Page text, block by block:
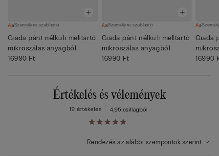
Személyre szabható
Giada pánt nélküli melltartó
mikroszálas anyagból
16990 Ft
Személyre szabható
Giada pánt nélküli melltartó
mikroszálas anyagból
16990 Ft
Giada
16990
Értékelés és vélemények
4,95 csillagból
19 értékelés
Rendezés az alábbi szempontok szerint